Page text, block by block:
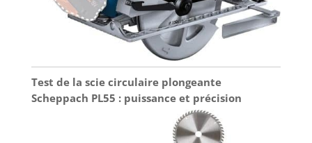
Test de la scie circulaire plongeante
Scheppach PL55 : puissance et précision